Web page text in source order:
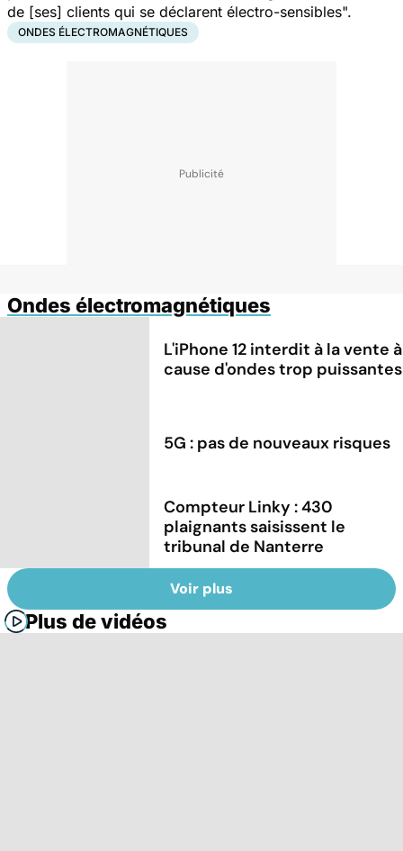
de [ses] clients qui se déclarent électro-sensibles".
ONDES ÉLECTROMAGNÉTIQUES
Ondes électromagnétiques
L'iPhone 12 interdit à la vente à
cause d'ondes trop puissantes
5G : pas de nouveaux risques
Compteur Linky : 430
plaignants saisissent le
tribunal de Nanterre
Voir plus
Plus de vidéos